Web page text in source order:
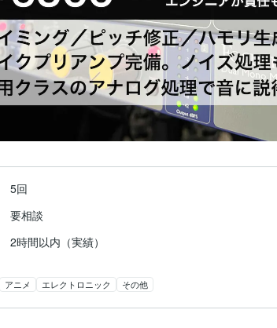
5回
要相談
2時間以内（実績）
アニメ エレクトロニック その他